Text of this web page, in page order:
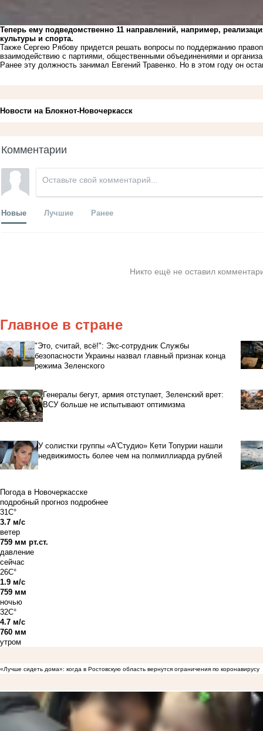
Теперь ему подведомственно 11 направлений, например,
культуры и спорта.
Также Сергею Рябову придется решать вопросы по поддержанию
взаимодействию с партиями, общественными объединениями и
Ранее эту должность занимал Евгений Травенко. Но в этом году он
Новости на Блoкнoт-Новочеркасск
Комментарии
Новые Лучшие Ранее
Никто ещё не оставил
Главное в стране
"Это, считай, всё!": Экс-сотрудник Службы
безопасности Украины назвал главный признак конца
режима Зеленского
Генералы бегут, армия отступает, Зеленский врет:
ВСУ больше не испытывают оптимизма
У солистки группы «А'Студио» Кети Топурии нашли
недвижимость более чем на полмиллиарда рублей
Погода в Новочеркасске
подробный прогноз подробнее
31C°
3.7 м/с
ветер
759 мм рт.ст.
давление
сейчас
26C°
1.9 м/с
759 мм
ночью
32C°
4.7 м/с
760 мм
утром
«Лучше сидеть дома»: когда в Ростовскую область вернутся ограничения по коронавирусу